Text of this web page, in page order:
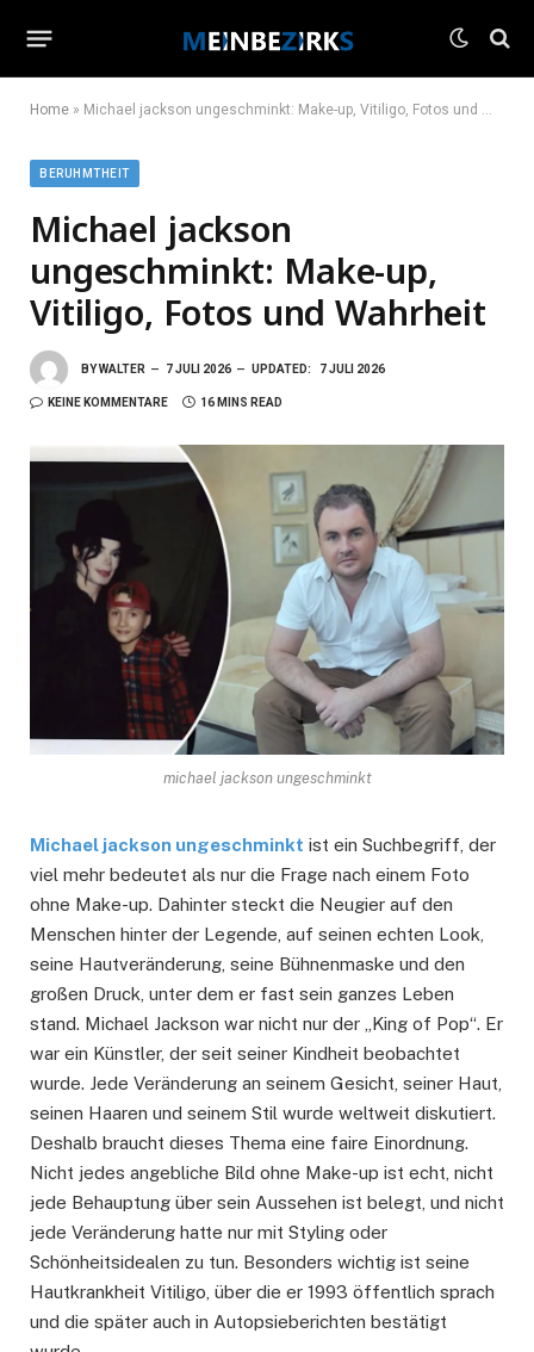
Home » Michael jackson ungeschminkt: Make-up, Vitiligo, Fotos und Wahrheit
BERUHMTHEIT
Michael jackson
ungeschminkt: Make-up,
Vitiligo, Fotos und Wahrheit
BYWALTER 7 JULI 2026 UPDATED: 7 JULI 2026
KEINE KOMMENTARE 16 MINS READ
michael jackson ungeschminkt
Michael jackson ungeschminkt ist ein Suchbegriff, der
viel mehr bedeutet als nur die Frage nach einem Foto
ohne Make-up. Dahinter steckt die Neugier auf den
Menschen hinter der Legende, auf seinen echten Look,
seine Hautveränderung, seine Bühnenmaske und den
großen Druck, unter dem er fast sein ganzes Leben
stand. Michael Jackson war nicht nur der „King of Pop“. Er
war ein Künstler, der seit seiner Kindheit beobachtet
wurde. Jede Veränderung an seinem Gesicht, seiner Haut,
seinen Haaren und seinem Stil wurde weltweit diskutiert.
Deshalb braucht dieses Thema eine faire Einordnung.
Nicht jedes angebliche Bild ohne Make-up ist echt, nicht
jede Behauptung über sein Aussehen ist belegt, und nicht
jede Veränderung hatte nur mit Styling oder
Schönheitsidealen zu tun. Besonders wichtig ist seine
Hautkrankheit Vitiligo, über die er 1993 öffentlich sprach
und die später auch in Autopsieberichten bestätigt